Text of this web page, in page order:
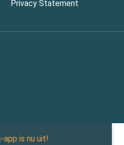
Privacy Statement
app is nu uit!